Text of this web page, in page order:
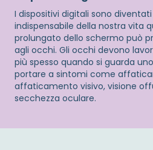
I dispositivi digitali sono
indispensabile della nostra vita
prolungato dello schermo può
agli occhi. Gli occhi devono
più spesso quando si guarda
portare a sintomi come
affaticamento visivo, visione
secchezza oculare.